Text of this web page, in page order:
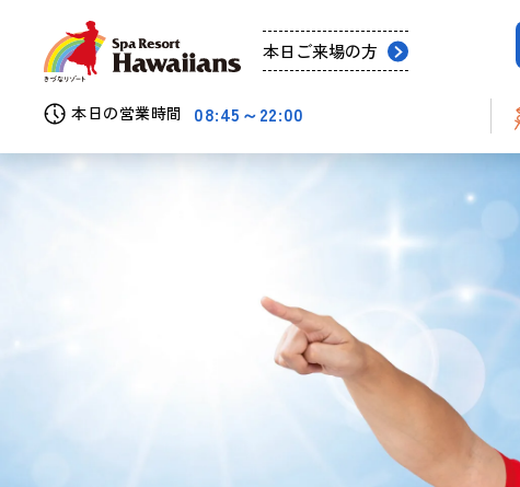
本日ご来場の方
本日の営業時間 08:45～22:00